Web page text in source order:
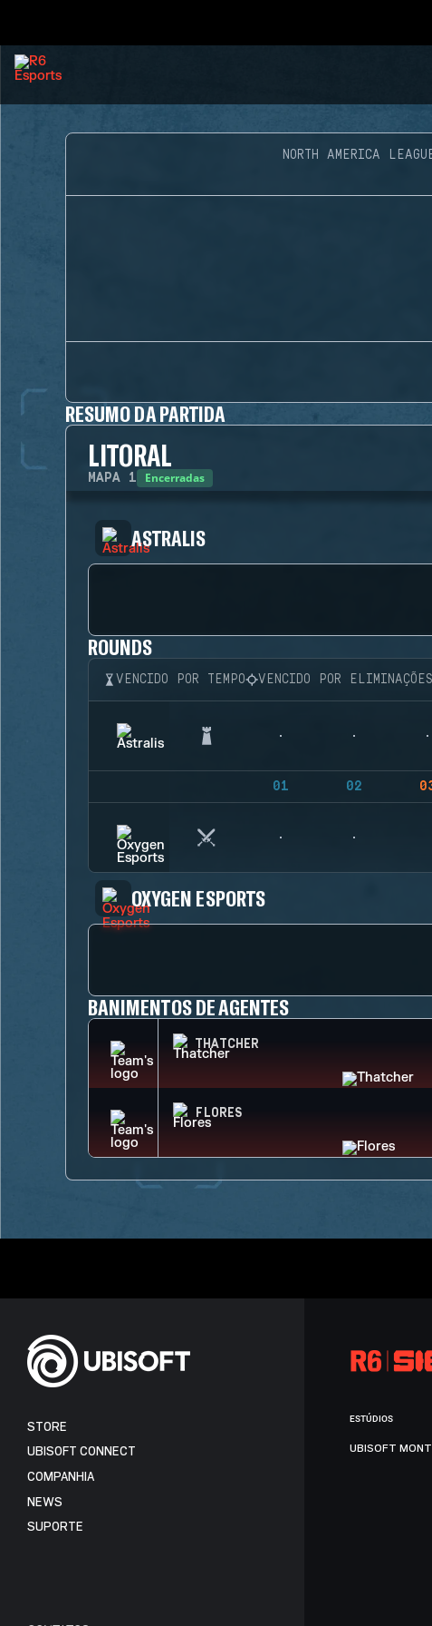
NORTH AMERICA
RESUMO DA PARTIDA
LITORAL
MAPA 1 Encerradas
ASTRALIS
ROUNDS
VENCIDO POR TEMPO VENCIDO POR ELIMINAÇÕES
01 02
OXYGEN ESPORTS
BANIMENTOS DE AGENTES
THATCHER
FLORES
STORE
UBISOFT CONNECT
COMPANHIA
NEWS
SUPORTE
ESTÚDIOS
UBISOFT